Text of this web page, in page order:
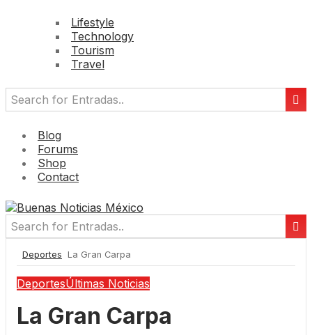
Lifestyle
Technology
Tourism
Travel
Blog
Forums
Shop
Contact
Deportes La Gran Carpa
DeportesÚltimas Noticias
La Gran Carpa